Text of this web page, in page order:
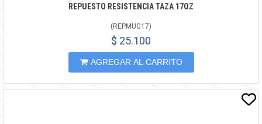
REPUESTO RESISTENCIA TAZA 17OZ
( REPMUG17)
$ 25.100
AGREGAR AL CARRITO